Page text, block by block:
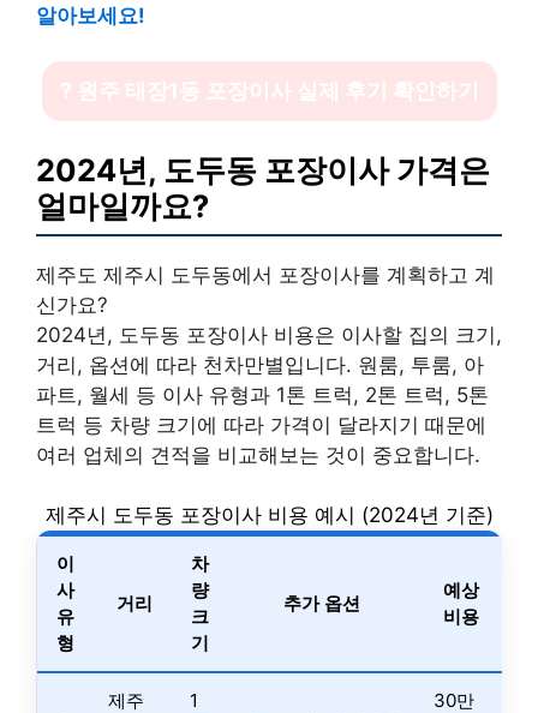
알아보세요!
? 원주 태장1동 포장이사 실제 후기 확인하기
2024년, 도두동 포장이사 가격은
얼마일까요?
제주도 제주시 도두동에서 포장이사를 계획하고 계
신가요?
2024년, 도두동 포장이사 비용은 이사할 집의 크기,
거리, 옵션에 따라 천차만별입니다. 원룸, 투룸, 아
파트, 월세 등 이사 유형과 1톤 트럭, 2톤 트럭, 5톤
트럭 등 차량 크기에 따라 가격이 달라지기 때문에
여러 업체의 견적을 비교해보는 것이 중요합니다.
제주시 도두동 포장이사 비용 예시 (2024년 기준)
이
사
유
형
거리
차
량
크
기
추가 옵션
예상
비용
제주
1
30만